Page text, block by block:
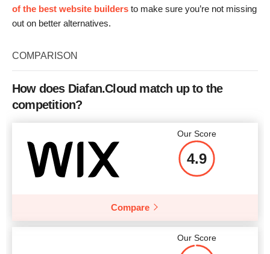
of the best website builders to make sure you’re not missing
out on better alternatives.
COMPARISON
How does Diafan.Cloud match up to the
competition?
Our Score
4.9
Compare
Our Score